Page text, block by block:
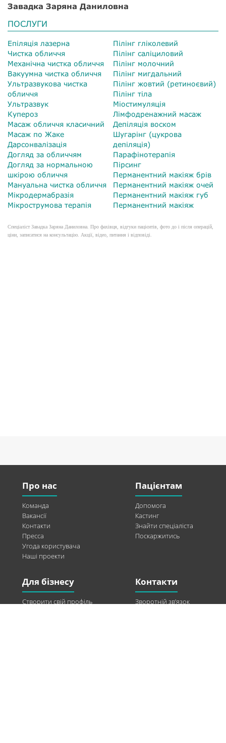
Завадка Заряна Даниловна
ПОСЛУГИ
Епіляція лазерна
Чистка обличчя
Механічна чистка обличчя
Вакуумна чистка обличчя
Ультразвукова чистка
обличчя
Ультразвук
Купероз
Масаж обличчя класичний
Масаж по Жаке
Дарсонвалізація
Догляд за обличчям
Догляд за нормальною
шкірою обличчя
Мануальна чистка обличчя
Мікродермабразія
Мікрострумова терапія
Пілінг гліколевий
Пілінг саліциловий
Пілінг молочний
Пілінг мигдальний
Пілінг жовтий (ретиноєвий)
Пілінг тіла
Міостимуляція
Лімфодренажний масаж
Депіляція воском
Шугарінг (цукрова
депіляція)
Парафінотерапія
Пірсинг
Перманентний макіяж брів
Перманентний макіяж очей
Перманентний макіяж губ
Перманентний макіяж
Спеціаліст Завадка Заряна Даниловна. Про фахівця, відгуки пацієнтів, фото до і після операцій,
ціни, записатися на консультацію. Акції, відео, питання і відповіді.
Про нас
Команда
Вакансії
Контакти
Пресса
Угода користувача
Наші проекти
Пацієнтам
Допомога
Кастинг
Знайти спеціаліста
Поскаржитись
Для бізнесу
Створити свій профіль
Контакти
Зворотній зв’язок